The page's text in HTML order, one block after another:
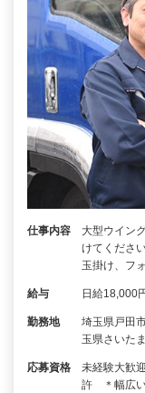
仕事内容
大型ウイン
けてくださ
玉掛け、フ
給与 日給18,000
勤務地
埼玉県戸田
玉県さいた
応募資格
未経験大歓
許 ＊幅広い